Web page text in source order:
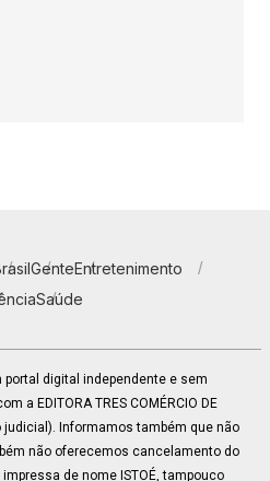
GenteEntretenimento
Saúde
portal digital independente e sem
a EDITORA TRES COMÉRCIO DE
judicial). Informamos também que não
não oferecemos cancelamento do
de nome ISTOÉ, tampouco